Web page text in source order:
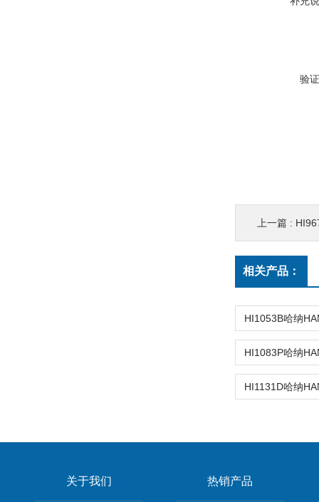
验
上一篇 :
相关产品：
关于我们 热销产品